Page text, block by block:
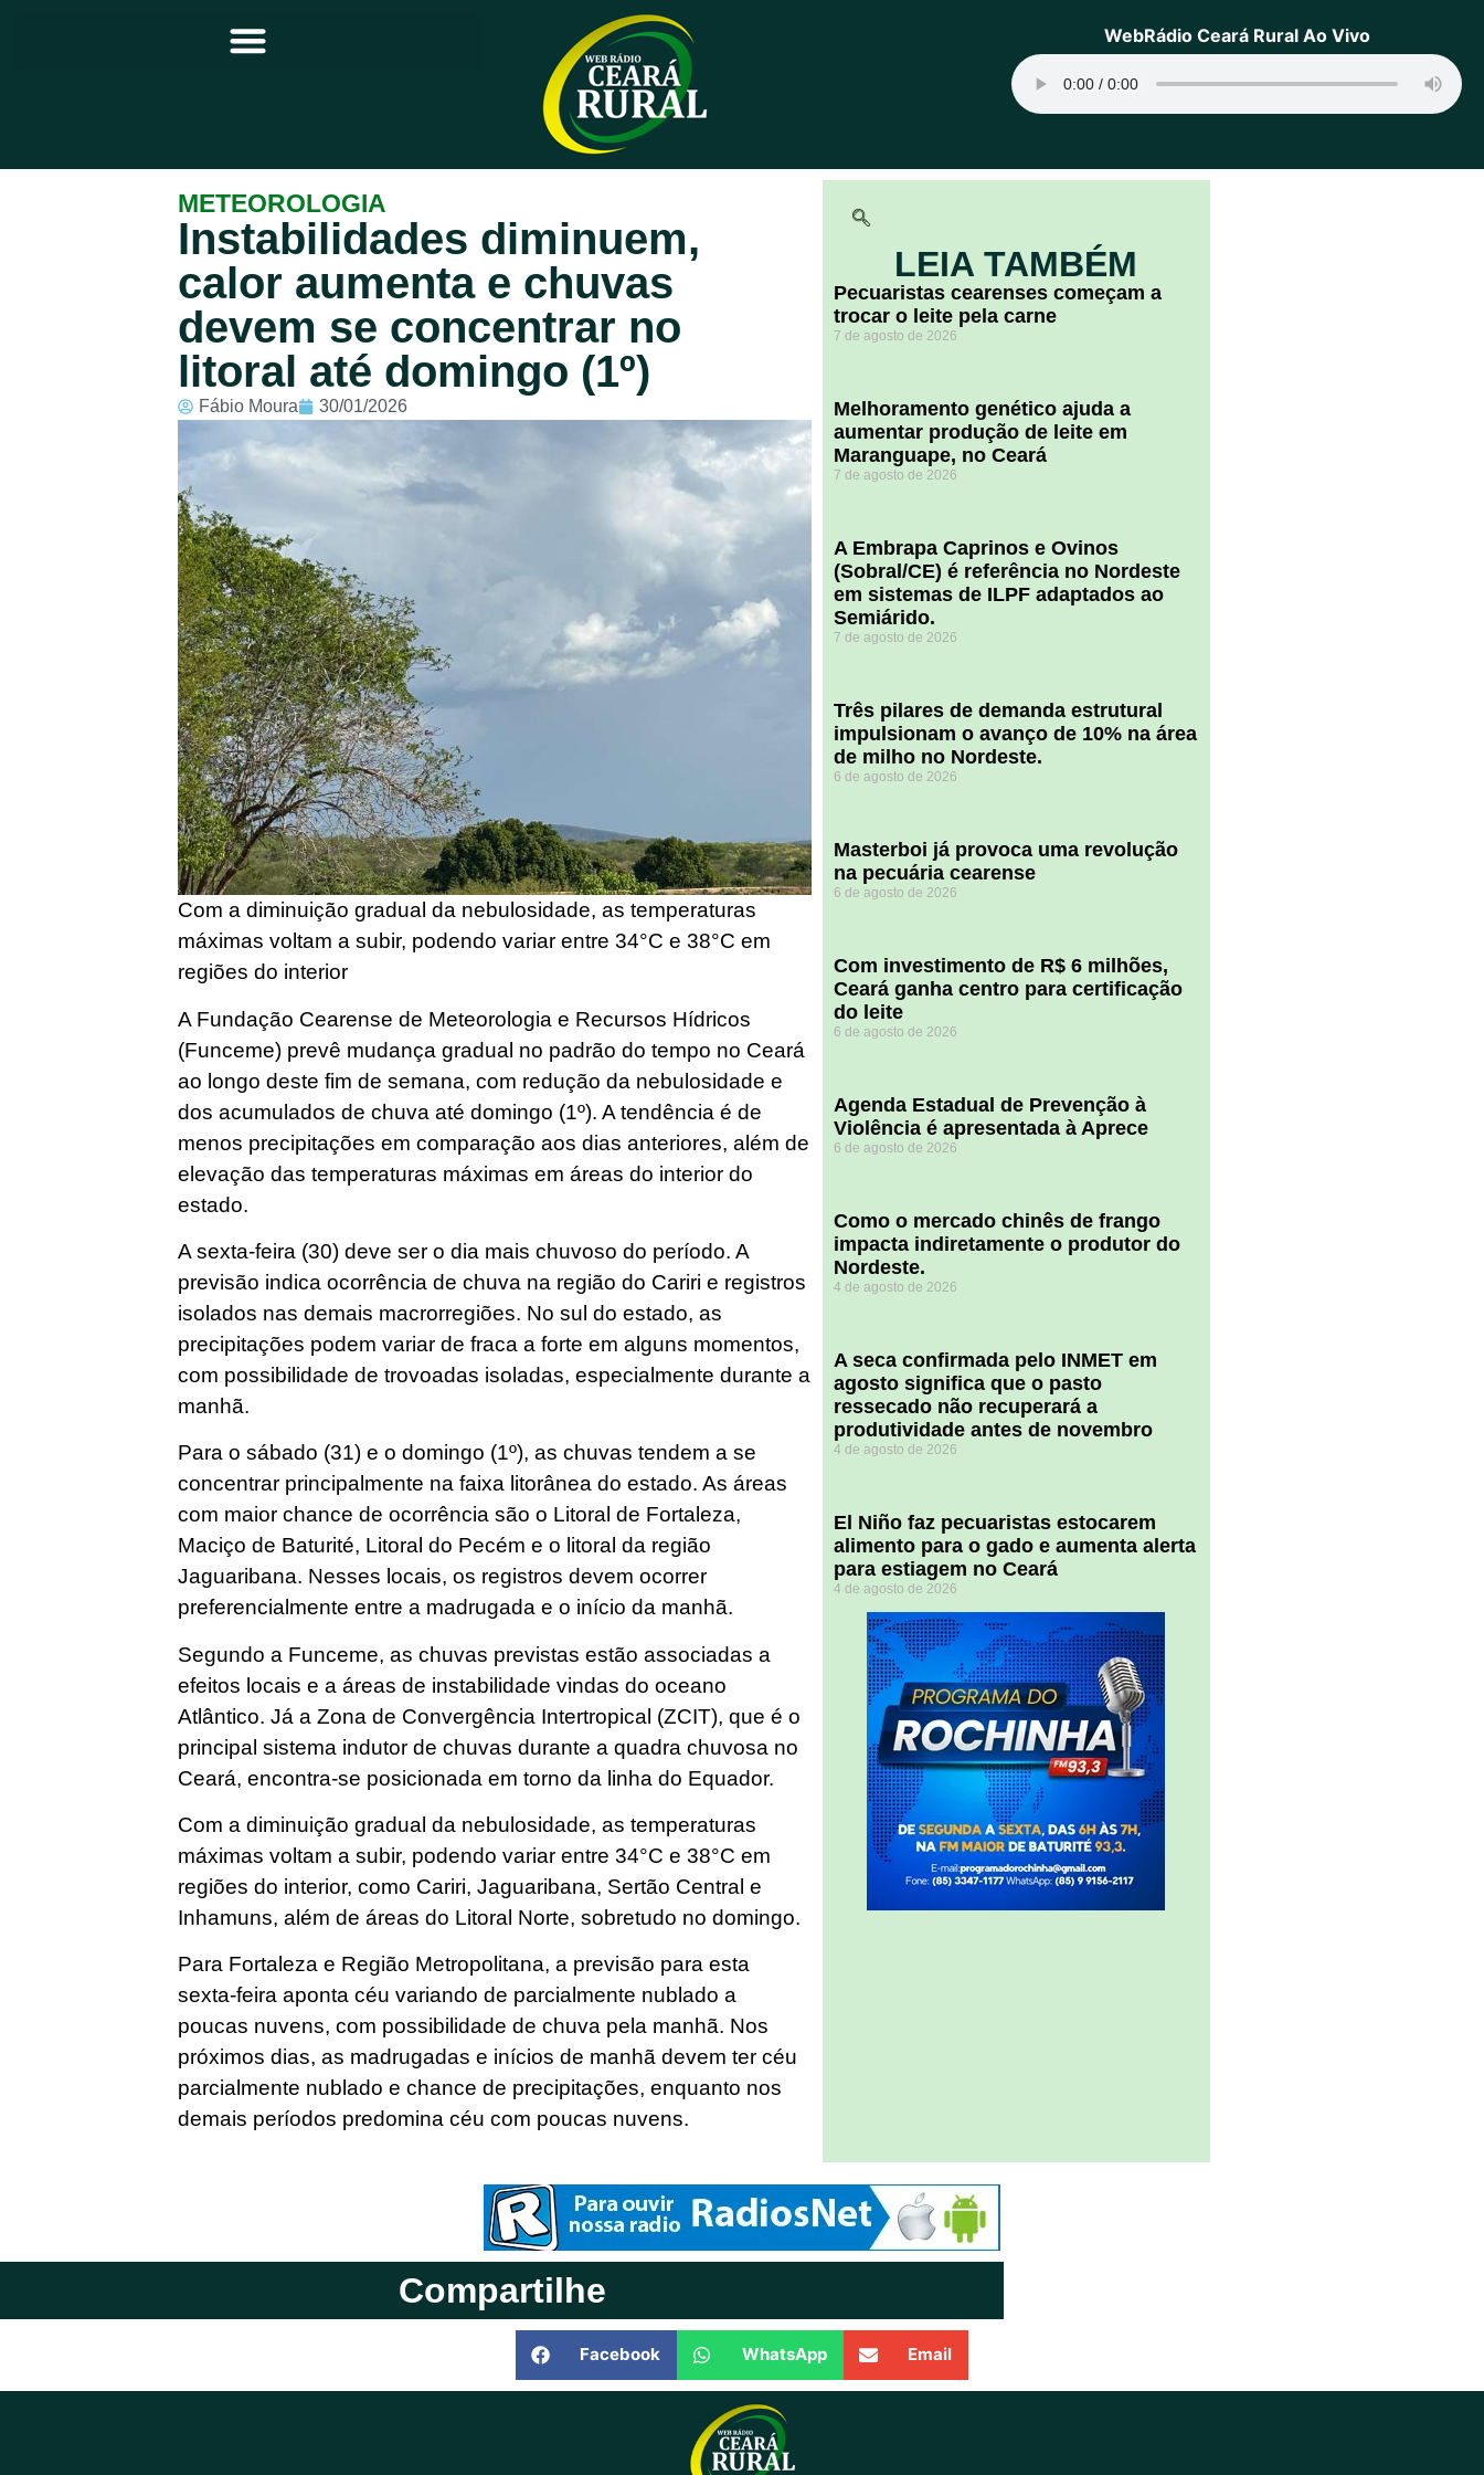
Principal
Notícias
Programação
Equipe
Contato
Sobre
WebRádio Ceará Rural Ao Vivo
METEOROLOGIA
Instabilidades diminuem,
calor aumenta e chuvas
devem se concentrar no
litoral até domingo (1º)
Fábio Moura 30/01/2026
Com a diminuição gradual da nebulosidade, as temperaturas
máximas voltam a subir, podendo variar entre 34°C e 38°C em
regiões do interior
A Fundação Cearense de Meteorologia e Recursos Hídricos
(Funceme) prevê mudança gradual no padrão do tempo no Ceará
ao longo deste fim de semana, com redução da nebulosidade e
dos acumulados de chuva até domingo (1º). A tendência é de
menos precipitações em comparação aos dias anteriores, além de
elevação das temperaturas máximas em áreas do interior do
estado.
A sexta-feira (30) deve ser o dia mais chuvoso do período. A
previsão indica ocorrência de chuva na região do Cariri e registros
isolados nas demais macrorregiões. No sul do estado, as
precipitações podem variar de fraca a forte em alguns momentos,
com possibilidade de trovoadas isoladas, especialmente durante a
manhã.
Para o sábado (31) e o domingo (1º), as chuvas tendem a se
concentrar principalmente na faixa litorânea do estado. As áreas
com maior chance de ocorrência são o Litoral de Fortaleza,
Maciço de Baturité, Litoral do Pecém e o litoral da região
Jaguaribana. Nesses locais, os registros devem ocorrer
preferencialmente entre a madrugada e o início da manhã.
Segundo a Funceme, as chuvas previstas estão associadas a
efeitos locais e a áreas de instabilidade vindas do oceano
Atlântico. Já a Zona de Convergência Intertropical (ZCIT), que é o
principal sistema indutor de chuvas durante a quadra chuvosa no
Ceará, encontra-se posicionada em torno da linha do Equador.
Com a diminuição gradual da nebulosidade, as temperaturas
máximas voltam a subir, podendo variar entre 34°C e 38°C em
regiões do interior, como Cariri, Jaguaribana, Sertão Central e
Inhamuns, além de áreas do Litoral Norte, sobretudo no domingo.
Para Fortaleza e Região Metropolitana, a previsão para esta
sexta-feira aponta céu variando de parcialmente nublado a
poucas nuvens, com possibilidade de chuva pela manhã. Nos
próximos dias, as madrugadas e inícios de manhã devem ter céu
parcialmente nublado e chance de precipitações, enquanto nos
demais períodos predomina céu com poucas nuvens.
LEIA TAMBÉM
Pecuaristas cearenses começam a
trocar o leite pela carne
7 de agosto de 2026
Melhoramento genético ajuda a
aumentar produção de leite em
Maranguape, no Ceará
7 de agosto de 2026
A Embrapa Caprinos e Ovinos
(Sobral/CE) é referência no Nordeste
em sistemas de ILPF adaptados ao
Semiárido.
7 de agosto de 2026
​Três pilares de demanda estrutural
impulsionam o avanço de 10% na área
de milho no Nordeste.
6 de agosto de 2026
Masterboi já provoca uma revolução
na pecuária cearense
6 de agosto de 2026
Com investimento de R$ 6 milhões,
Ceará ganha centro para certificação
do leite
6 de agosto de 2026
Agenda Estadual de Prevenção à
Violência é apresentada à Aprece
6 de agosto de 2026
​Como o mercado chinês de frango
impacta indiretamente o produtor do
Nordeste.
4 de agosto de 2026
A seca confirmada pelo INMET em
agosto significa que o pasto
ressecado não recuperará a
produtividade antes de novembro
4 de agosto de 2026
El Niño faz pecuaristas estocarem
alimento para o gado e aumenta alerta
para estiagem no Ceará
4 de agosto de 2026
Compartilhe
Facebook WhatsApp Email